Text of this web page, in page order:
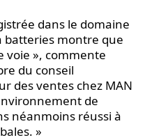
dans le domaine
batteries montre que
voie », commente
du conseil
des ventes chez MAN
de
néanmoins réussi à
»